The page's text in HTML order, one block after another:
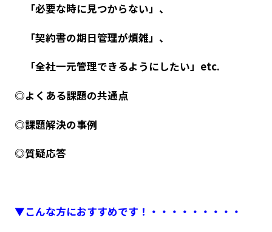
「必要な時に見つからない」、
「契約書の期日管理が煩雑」、
「全社一元管理できるようにしたい」etc.
◎よくある課題の共通点
◎課題解決の事例
◎質疑応答
▼こんな方におすすめです！・・・・・・・・・